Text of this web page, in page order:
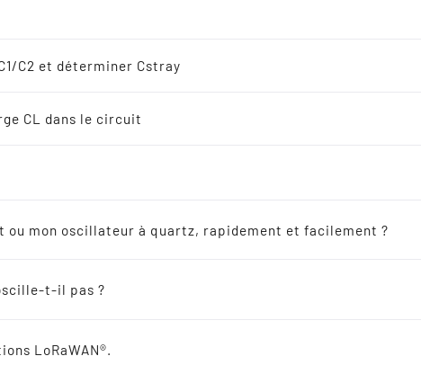
C2 et déterminer Cstray
CL dans le circuit
ou mon oscillateur à quartz, rapidement et facilement ?
t-il pas ?
LoRaWAN®.
SMD, Quartzs
Résonateurs, Filtres
, quartz SMD, quartz oscillant SMD,quartz oscillant
,
en
adresse.
-
. Nos produits sont tous de haute qualité, livrables
en petites et grandes quantités.